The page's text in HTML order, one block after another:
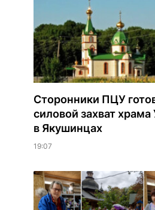
Сторонники ПЦУ
силовой захват
в Якушинцах
19:07